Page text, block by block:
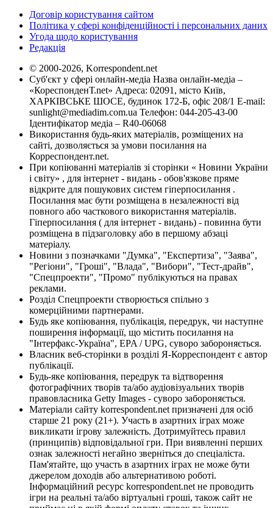
Договір користування сайтом
Політика у сфері конфіденційності і персональних даних
Угода щодо користування
Редакція
© 2000-2026, Korrespondent.net
Суб'єкт у сфері онлайн-медіа Назва онлайн-медіа –
«КореспонденТ.net» Адреса: 02091, місто Київ,
ХАРКІВСЬКЕ ШОСЕ, будинок 172-Б, офіс 208/1 E-mail:
sunlight@mediadim.com.ua Телефон: 044-205-43-00
Ідентифікатор медіа – R40-06068
Використання будь-яких матеріалів, розміщених на
сайті, дозволяється за умови посилання на
Корреспондент.net.
При копіюванні матеріалів зі сторінки « Новини України
і світу» , для інтернет - видань - обов'язкове пряме
відкрите для пошукових систем гіперпосилання .
Посилання має бути розміщена в незалежності від
повного або часткового використання матеріалів.
Гіперпосилання ( для інтернет - видань) - повинна бути
розміщена в підзаголовку або в першому абзаці
матеріалу.
Новини з позначками "Думка", "Експертиза", "Заява",
"Регіони", "Гроші", "Влада", "Вибори", "Тест-драйв",
"Спецпроекти", "Промо" публікуються на правах
реклами.
Розділ Спецпроекти створюється спільно з
комерційними партнерами.
Будь яке копіювання, публікація, передрук, чи наступне
поширення інформації, що містить посилання на
"Інтерфакс-Україна", EPA / UPG, суворо забороняється.
Власник веб-сторінки в розділі Я-Корреспондент є автор
публікації.
Будь-яке копіювання, передрук та відтворення
фотографічних творів та/або аудіовізуальних творів
правовласника Getty Images - суворо забороняється.
Матеріали сайту korrespondent.net призначені для осіб
старше 21 року (21+). Участь в азартних іграх може
викликати ігрову залежність. Дотримуйтесь правил
(принципів) відповідальної гри. При виявленні перших
ознак залежності негайно зверніться до спеціаліста.
Пам'ятайте, що участь в азартних іграх не може бути
джерелом доходів або альтернативою роботі.
Інформаційний ресурс korrespondent.net не проводить
ігри на реальні та/або віртуальні гроші, також сайт не